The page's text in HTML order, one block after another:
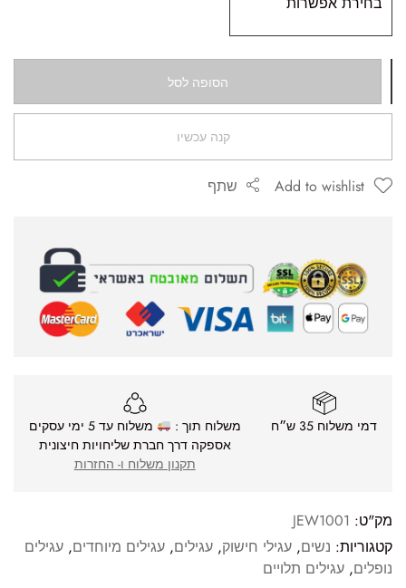
הסופה לסל
קנה עכשיו
Add to wishlist שתף
דמי משלוח 35 ש״ח משלוח תוך :
משלוח עד 5 ימי עסקים
אספקה דרך חברת שליחויות חיצונית
תקנון משלוח ו- החזרות
מק"ט: JEW1001
קטגוריות: נשים, עגילי חישוק, עגילים, עגילים מיוחדים, עגילים
נופלים, עגילים תלויים